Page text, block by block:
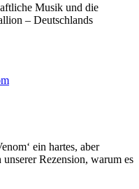
Musik und die
– Deutschlands
ein hartes, aber
Rezension, warum es